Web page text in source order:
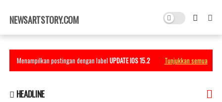
×
NEWSARTSTORY.COM
Menampilkan postingan dengan labelUPDATE IOS 15.2 Tunjukkan semua
HEADLINE